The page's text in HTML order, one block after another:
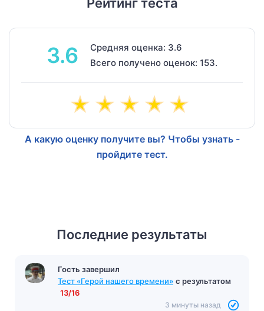
3.6
Средняя оценка: 3.6
Всего получено оценок: 153.
А какую оценку получите вы? Чтобы узнать -
пройдите тест.
Последние результаты
Гость завершил
Тест «Герой нашего времени» с результатом
13/16
3 минуты назад